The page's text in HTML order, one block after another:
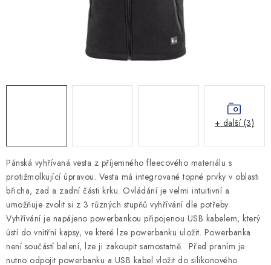
Obchodní podmínky
GDPR
Pánská vyhřívaná vesta z příjemného fleecového materiálu s
protižmolkující úpravou. Vesta má integrované topné prvky v oblasti
břicha, zad a zadní části krku. Ovládání je velmi intuitivní a
umožňuje zvolit si z 3 různých stupňů vyhřívání dle potřeby.
Vyhřívání je napájeno powerbankou připojenou USB kabelem, který
ústí do vnitřní kapsy, ve které lze powerbanku uložit. Powerbanka
není součástí balení, lze ji zakoupit samostatně. Před praním je
nutno odpojit powerbanku a USB kabel vložit do silikonového
+ další (3)